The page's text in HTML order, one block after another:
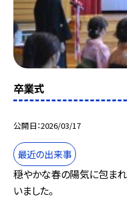
卒業式
公開日 2026/03/17
最近の出来事
穏やかな春の陽気に包ま
いました。